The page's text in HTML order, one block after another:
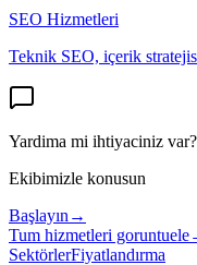
SEO Hizmetleri
Teknik SEO, içerik
Yardima mi ihtiyaciniz var?
Ekibimizle konusun
Başlayın →
Tum hizmetleri goruntuele
SektörlerFiyatlandırma